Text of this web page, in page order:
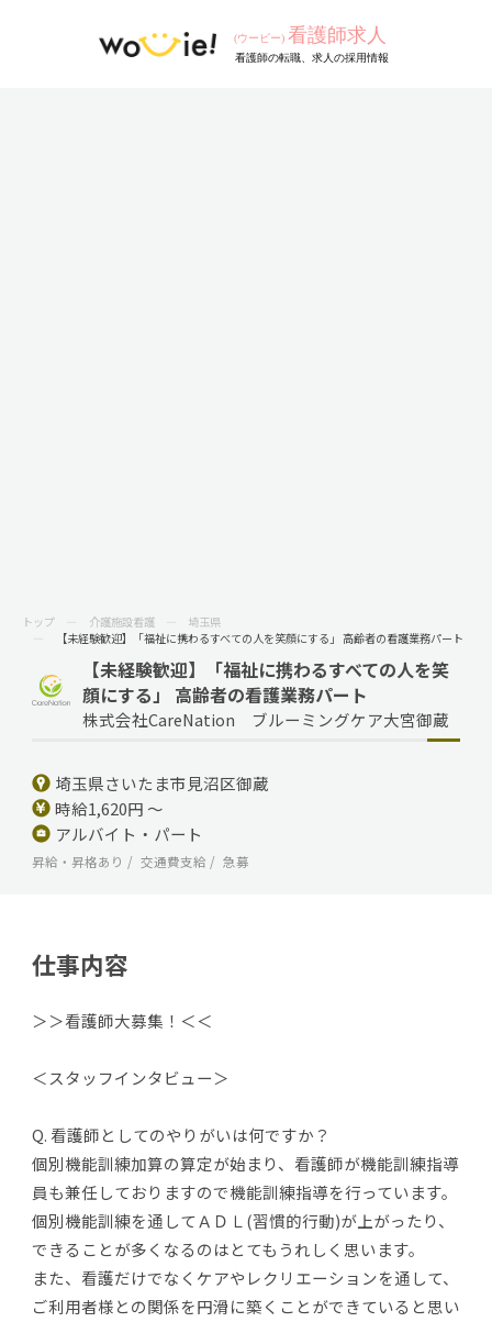
トップ 介護施設看護
埼玉県
【未経験歓迎】「福祉に携わるすべての人を笑顔にする」 高齢者の看護業務パート
【未経験歓迎】「福祉に携わるすべての人を笑
顔にする」 高齢者の看護業務パート
株式会社CareNation ブルーミングケア大宮御蔵
埼玉県さいたま市見沼区御蔵
時給1,620円 ～
アルバイト・パート
昇給・昇格あり 交通費支給 急募
仕事内容
＞＞看護師大募集！＜＜
＜スタッフインタビュー＞
Q. 看護師としてのやりがいは何ですか？
個別機能訓練加算の算定が始まり、看護師が機能訓練指導
員も兼任しておりますので機能訓練指導を行っています。
個別機能訓練を通してＡＤＬ(習慣的行動)が上がったり、
できることが多くなるのはとてもうれしく思います。
また、看護だけでなくケアやレクリエーションを通して、
ご利用者様との関係を円滑に築くことができていると思い